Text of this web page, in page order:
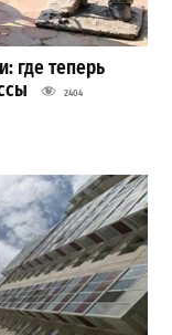
где теперь
2404